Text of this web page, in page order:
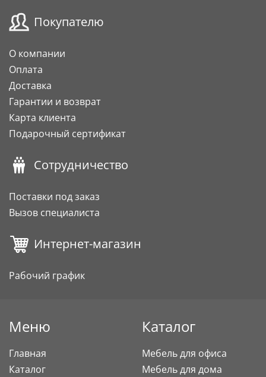
Покупателю
О компании
Оплата
Доставка
Гарантии и возврат
Карта клиента
Подарочный сертификат
Сотрудничество
Поставки под заказ
Вызов специалиста
Интернет-магазин
Рабочий график
Меню
Главная
Каталог
Каталог
Мебель для офиса
Мебель для дома